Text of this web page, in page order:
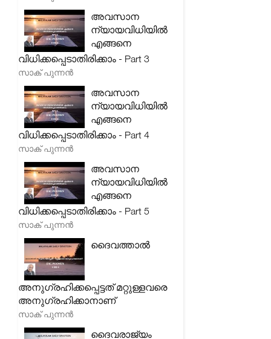
അവസാന
ന്യായവിധിയിൽ
എങ്ങനെ
വിധിക്കപ്പെടാതിരിക്കാം - Part 3
സാക് പുന്നൻ
അവസാന
ന്യായവിധിയിൽ
എങ്ങനെ
വിധിക്കപ്പെടാതിരിക്കാം - Part 4
സാക് പുന്നൻ
അവസാന
ന്യായവിധിയിൽ
എങ്ങനെ
വിധിക്കപ്പെടാതിരിക്കാം - Part 5
സാക് പുന്നൻ
ദൈവത്താൽ
അനുഗ്രഹിക്കപ്പെട്ടത് മറ്റുള്ളവരെ
അനുഗ്രഹിക്കാനാണ്
സാക് പുന്നൻ
ദൈവരാജ്യം